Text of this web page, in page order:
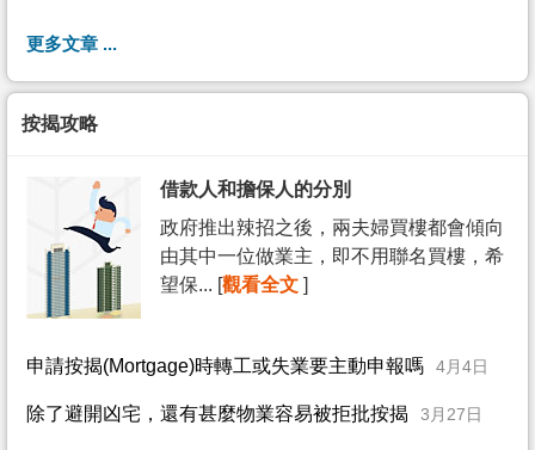
更多文章 ...
按揭攻略
借款人和擔保人的分別
政府推出辣招之後，兩夫婦買樓都會傾向
由其中一位做業主，即不用聯名買樓，希
望保... [觀看全文 ]
申請按揭(Mortgage)時轉工或失業要主動申報嗎 4月4日
除了避開凶宅，還有甚麼物業容易被拒批按揭 3月27日